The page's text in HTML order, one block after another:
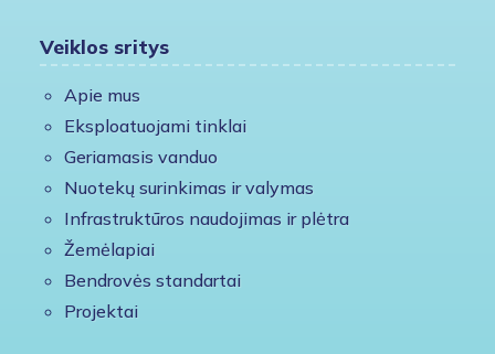
Veiklos sritys
Apie mus
Eksploatuojami tinklai
Geriamasis vanduo
Nuotekų surinkimas ir valymas
Infrastruktūros naudojimas ir plėtra
Žemėlapiai
Bendrovės standartai
Projektai